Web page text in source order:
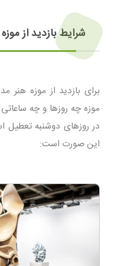
شرایط بازدید از
برای بازدید از موزه هنر
موزه چه روزها و چه
در روزهای دوشنبه تعطیل
این صورت است: